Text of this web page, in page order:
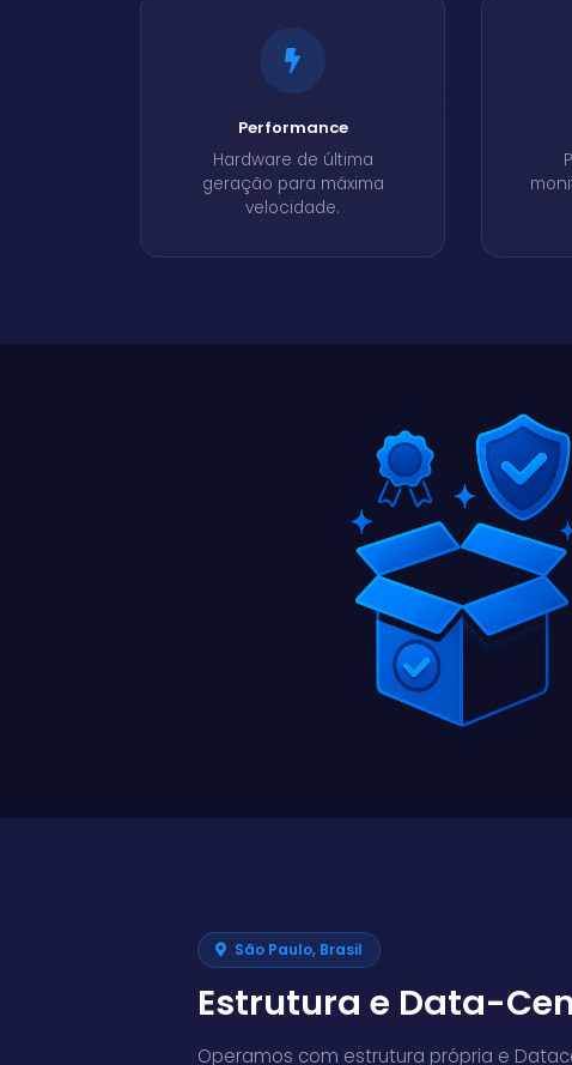
Performance
Hardware de última
geração para máxima
velocidade.
São Paulo, Brasil
Estrutura e Data-
Operamos com estrutura própria e